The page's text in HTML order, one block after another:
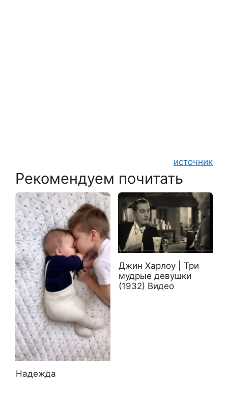
источник
Рекомендуем почитать
Надежда
Джин Харлоу | Три
мудрые девушки
(1932) Видео